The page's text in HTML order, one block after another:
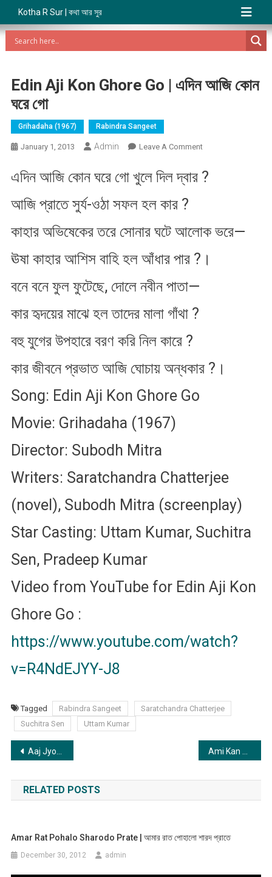
Kotha R Sur | কথা আর সুর
Edin Aji Kon Ghore Go | এদিন আজি কোন
ঘরে গো
Grihadaha (1967) Rabindra Sangeet
January 1, 2013 Admin Leave A CommentOn
Aji
|
আজি
এদিন আজি কোন ঘরে গো খুলে দিল দ্বার ?
আজি প্রাতে সুর্য-ওঠা সফল হল কার ?
কাহার অভিষেকের তরে সোনার ঘটে আলোক ভরে—
ঊষা কাহার আশিস বাহি হল আঁধার পার ?।
বনে বনে ফুল ফুটেছে, দোলে নবীন পাতা—
কার হৃদয়ের মাঝে হল তাদের মালা গাঁথা ?
বহু যুগের উপহারে বরণ করি নিল কারে ?
কার জীবনে প্রভাত আজি ঘোচায় অন্ধকার ?।
Song: Edin Aji Kon Ghore Go
Movie: Grihadaha (1967)
Director: Subodh Mitra
Writers: Saratchandra Chatterjee
(novel), Subodh Mitra (screenplay)
Star Casting: Uttam Kumar, Suchitra
Sen, Pradeep Kumar
Video from YouTube for Edin Aji Kon
Ghore Go :
https://www.youtube.com/watch?
v=R4NdEJYY-J8
Tagged Rabindra Sangeet
Saratchandra Chatterjee
Suchitra Sen
Uttam Kumar
Post
navigation
Aaj Jyotsna Raate Sobai Geche Bone | আজ জোৎস্না রাতে সবাই গেছে বনে
RELATED POSTS
Amar Rat Pohalo Sharodo Prate | আমার রাত পোহালো শারদ প্রাতে
December 30, 2012 admin